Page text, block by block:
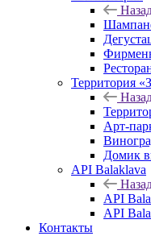
Территория
Арт-
Домик
API Balaklava
API
API
Контакты